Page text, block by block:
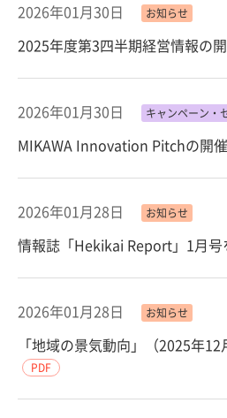
2026年01月30日 お知らせ
2025年度第3四半期経営情報の
2026年01月30日 キャンペーン・
MIKAWA Innovation Pitchの開催
2026年01月28日 お知らせ
情報誌「Hekikai Report」1月号
2026年01月28日 お知らせ
「地域の景気動向」（2025年
PDF